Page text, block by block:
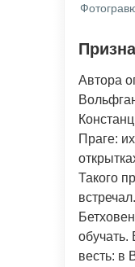
Автора
Праге:
Такого
весть: в